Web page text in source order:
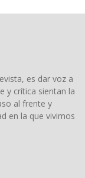
es dar voz a
y crítica sientan la
al frente y
en la que vivimos